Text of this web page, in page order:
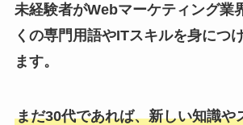
未経験者がWebマーケティング業
くの専門用語やITスキルを身につ
ます。
まだ30代であれば、新しい知識や